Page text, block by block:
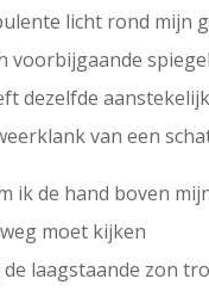
licht rond mijn
voorbijgaande
dezelfde
van een
ik de hand boven
moet kijken
laagstaande zon